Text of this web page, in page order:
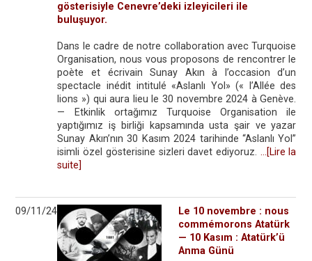
gösterisiyle Cenevre’deki izleyicileri ile
buluşuyor.
Dans le cadre de notre collaboration avec Turquoise
Organisation, nous vous proposons de rencontrer le
poète et écrivain Sunay Akın à l’occasion d’un
spectacle inédit intitulé «Aslanlı Yol» (« l’Allée des
lions ») qui aura lieu le 30 novembre 2024 à Genève.
— Etkinlik ortağımız Turquoise Organisation ile
yaptığımız iş birliği kapsamında usta şair ve yazar
Sunay Akın’nın 30 Kasım 2024 tarihinde “Aslanlı Yol”
isimli özel gösterisine sizleri davet ediyoruz. …[Lire la
suite]
09/11/24
Le 10 novembre : nous
commémorons Atatürk
— 10 Kasım : Atatürk’ü
Anma Günü